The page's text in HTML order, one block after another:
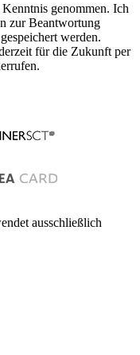
genommen. Ich
zur Beantwortung
werden.
für die Zukunft per
ausschließlich